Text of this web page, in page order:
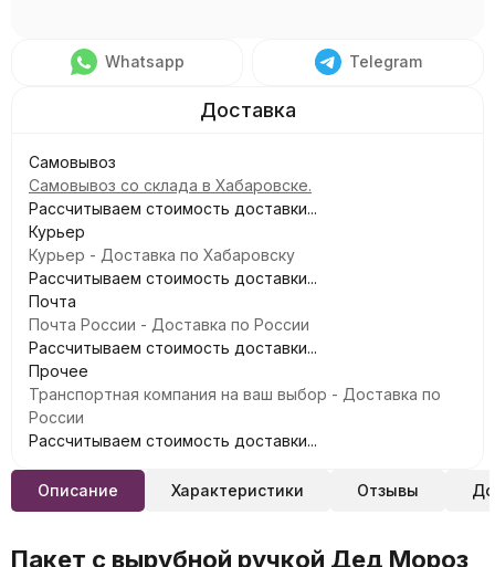
Whatsapp Telegram
Самовывоз
Самовывоз со склада в Хабаровске.
Рассчитываем стоимость доставки...
Курьер
Курьер - Доставка по Хабаровску
Рассчитываем стоимость доставки...
Почта
Почта России - Доставка по России
Рассчитываем стоимость доставки...
Прочее
Транспортная компания на ваш выбор - Доставка по
России
Рассчитываем стоимость доставки...
Описание Характеристики Отзывы
Пакет с вырубной ручкой Дед Мороз